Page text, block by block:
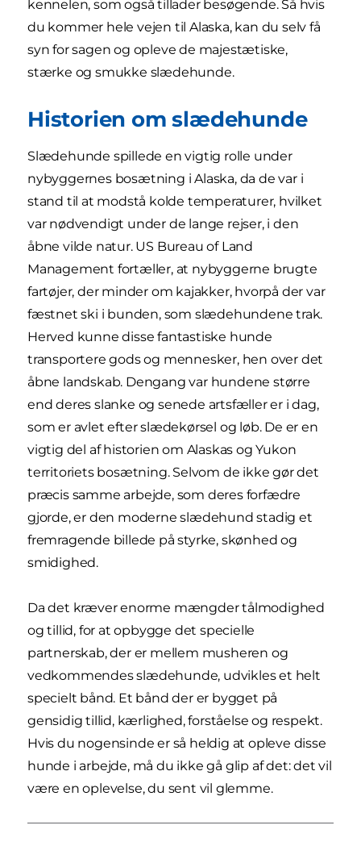
kennelen, som også tillader besøgende. Så hvis
du kommer hele vejen til Alaska, kan du selv få
syn for sagen og opleve de majestætiske,
stærke og smukke slædehunde.
Historien om slædehunde
Slædehunde spillede en vigtig rolle under
nybyggernes bosætning i Alaska, da de var i
stand til at modstå kolde temperaturer, hvilket
var nødvendigt under de lange rejser, i den
åbne vilde natur. US Bureau of Land
Management fortæller, at nybyggerne brugte
fartøjer, der minder om kajakker, hvorpå der var
fæstnet ski i bunden, som slædehundene trak.
Herved kunne disse fantastiske hunde
transportere gods og mennesker, hen over det
åbne landskab. Dengang var hundene større
end deres slanke og senede artsfæller er i dag,
som er avlet efter slædekørsel og løb. De er en
vigtig del af historien om Alaskas og Yukon
territoriets bosætning. Selvom de ikke gør det
præcis samme arbejde, som deres forfædre
gjorde, er den moderne slædehund stadig et
fremragende billede på styrke, skønhed og
smidighed.
Da det kræver enorme mængder tålmodighed
og tillid, for at opbygge det specielle
partnerskab, der er mellem musheren og
vedkommendes slædehunde, udvikles et helt
specielt bånd. Et bånd der er bygget på
gensidig tillid, kærlighed, forståelse og respekt.
Hvis du nogensinde er så heldig at opleve disse
hunde i arbejde, må du ikke gå glip af det: det vil
være en oplevelse, du sent vil glemme.